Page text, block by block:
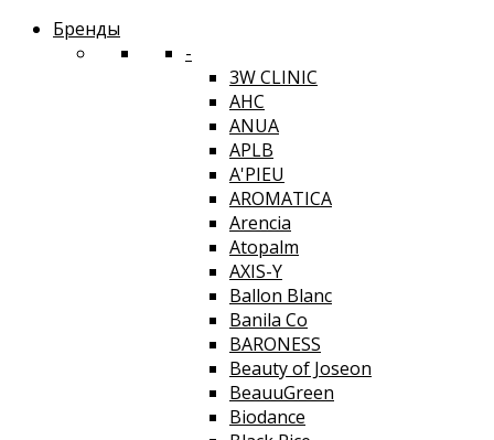
Бренды
-
3W CLINIC
AHC
ANUA
APLB
A'PIEU
AROMATICA
Arencia
Atopalm
AXIS-Y
Ballon Blanc
Banila Co
BARONESS
Beauty of Joseon
BeauuGreen
Biodance